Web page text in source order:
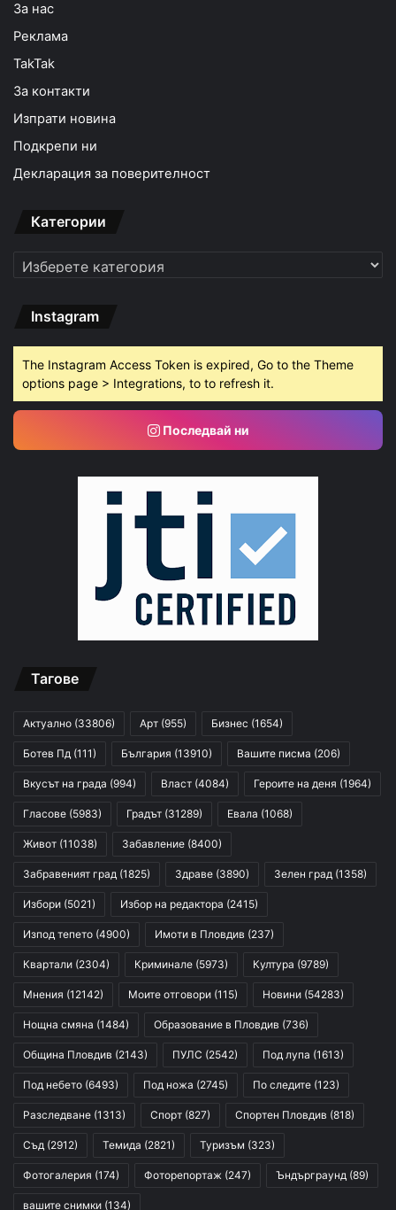
За нас
Реклама
TakTak
За контакти
Изпрати новина
Подкрепи ни
Декларация за поверителност
Категории
Категории
Instagram
The Instagram Access Token is expired, Go to the Theme
options page > Integrations, to to refresh it.
Последвай ни
Тагове
Актуално (33806) Арт (955) Бизнес (1654)
Ботев Пд (111) България (13910) Вашите писма (206)
Вкусът на града (994) Власт (4084) Героите на деня (1964)
Гласове (5983) Градът (31289) Евала (1068)
Живот (11038) Забавление (8400)
Забравеният град (1825) Здраве (3890) Зелен град (1358)
Избори (5021) Избор на редактора (2415)
Изпод тепето (4900) Имоти в Пловдив (237)
Квартали (2304) Криминале (5973) Култура (9789)
Мнения (12142) Моите отговори (115) Новини (54283)
Нощна смяна (1484) Образование в Пловдив (736)
Община Пловдив (2143) ПУЛС (2542) Под лупа (1613)
Под небето (6493) Под ножа (2745) По следите (123)
Разследване (1313) Спорт (827) Спортен Пловдив (818)
Съд (2912) Темида (2821) Туризъм (323)
Фотогалерия (174) Фоторепортаж (247) Ъндърграунд (89)
вашите снимки (134)